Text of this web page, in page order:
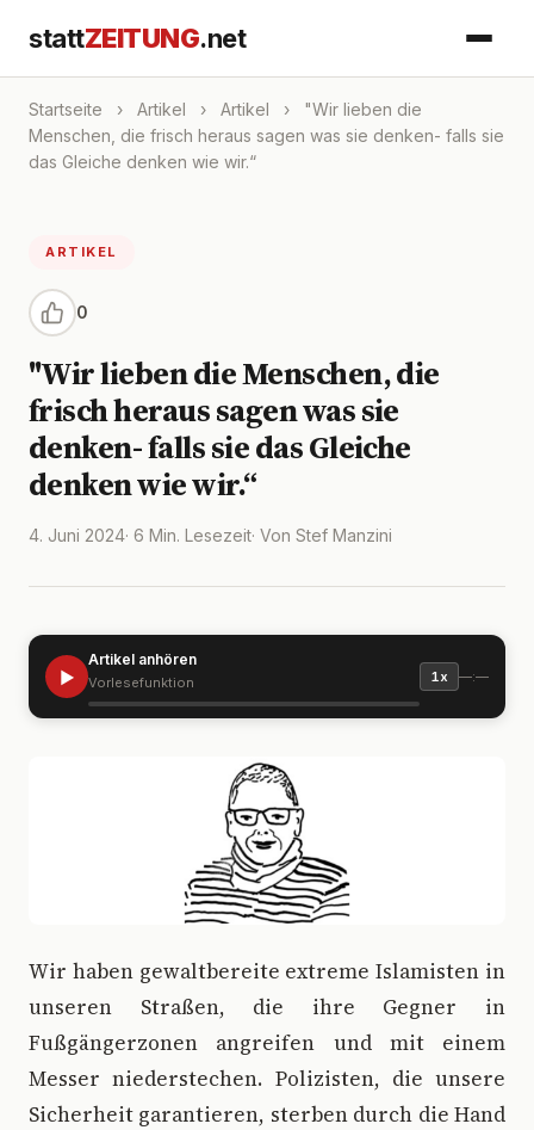
stattZEITUNG.net
Startseite › Artikel › Artikel ›
"Wir lieben die
Menschen, die frisch heraus sagen was sie denken- falls sie
das Gleiche denken wie wir.“
ARTIKEL
0
"Wir lieben die Menschen, die
frisch heraus sagen was sie
denken- falls sie das Gleiche
denken wie wir.“
4. Juni 2024· 6 Min. Lesezeit· Von Stef Manzini
▶
Artikel anhören
Vorlesefunktion 1x —:—
Wir haben gewaltbereite extreme Islamisten in
unseren Straßen, die ihre Gegner in
Fußgängerzonen angreifen und mit einem
Messer niederstechen. Polizisten, die unsere
Sicherheit garantieren, sterben durch die Hand